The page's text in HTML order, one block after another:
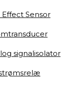
Effect Sensor
signalisolator